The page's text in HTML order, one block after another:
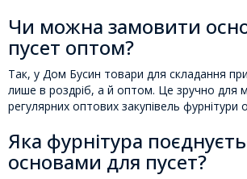
Чи можна замовити
пусет оптом?
Так, у Дом Бусин товари для складання
лише в роздріб, а й оптом. Це зручно для
регулярних оптових закупівель фурнітури
Яка фурнітура
основами для пусет?